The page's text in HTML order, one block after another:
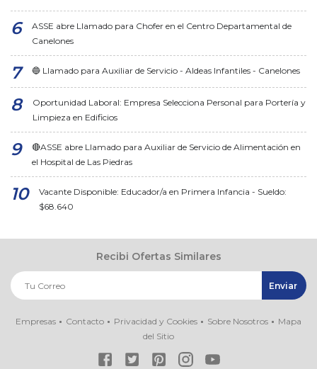
ASSE abre Llamado para Chofer en el Centro Departamental de
Canelones
🔵 Llamado para Auxiliar de Servicio - Aldeas Infantiles - Canelones
Oportunidad Laboral: Empresa Selecciona Personal para Portería y
Limpieza en Edificios
🔴ASSE abre Llamado para Auxiliar de Servicio de Alimentación en
el Hospital de Las Piedras
Vacante Disponible: Educador/a en Primera Infancia - Sueldo:
$68.640
Recibi Ofertas Similares
Empresas Contacto Privacidad y Cookies Sobre Nosotros
Mapa
del Sitio